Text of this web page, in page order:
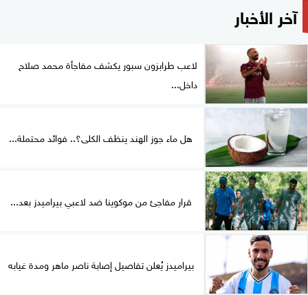
آخر الأخبار
لاعب طرابزون سبور يكشف مفاجأة محمد صلاح
داخل...
هل ماء جوز الهند ينظف الكلى؟.. فوائد محتملة...
قرار مفاجئ من موكوينا ضد لاعبي بيراميدز بعد...
بيراميدز يُعلن تفاصيل إصابة ناصر ماهر ومدة غيابه